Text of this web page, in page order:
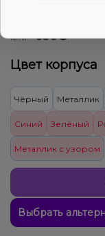
Цена:
650₴
Цвет корпуса
Чёрный Металлик
Синий Зелёный
Металлик с узором
Выбрать